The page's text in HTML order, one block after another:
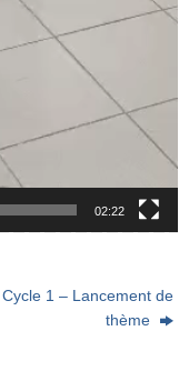
02:22
Cycle 1 – Lancement de
thème